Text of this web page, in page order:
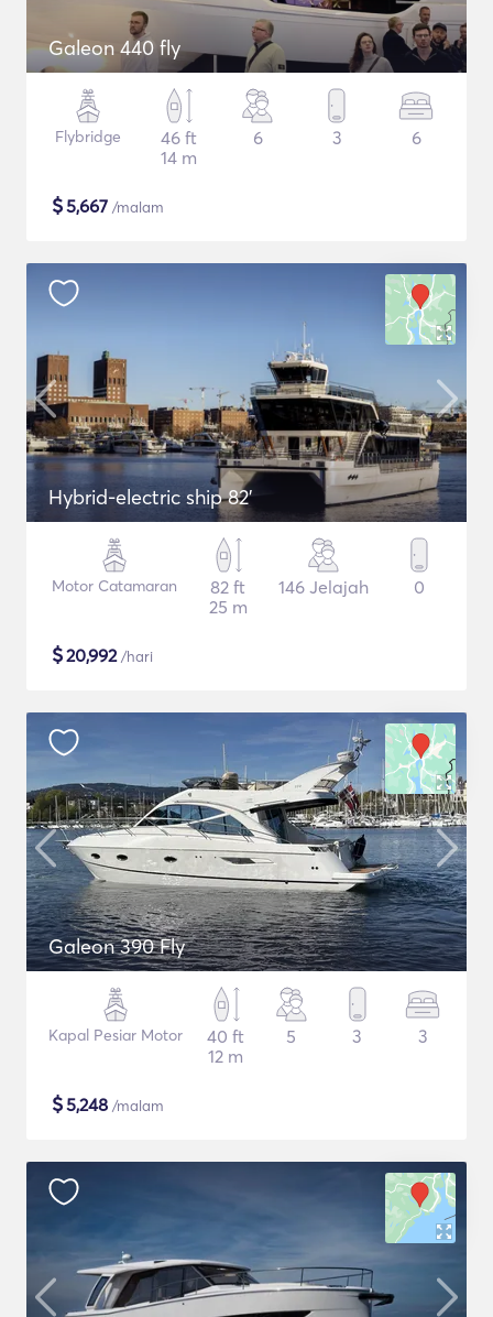
Galeon 440 fly
Flybridge
46 ft
14 m
6 3 6
$5,667 /malam
Hybrid-electric ship 82'
Motor Catamaran
82 ft
25 m
146 Jelajah 0
$20,992/hari
Galeon 390 Fly
Kapal Pesiar Motor
40 ft
12 m
5 3 3
$5,248 /malam